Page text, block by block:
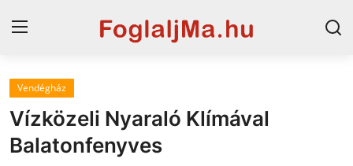
Magyarország
Horvát tengerpart
Vendégház
Vízközeli Nyaraló Klímával
Balatonfenyves